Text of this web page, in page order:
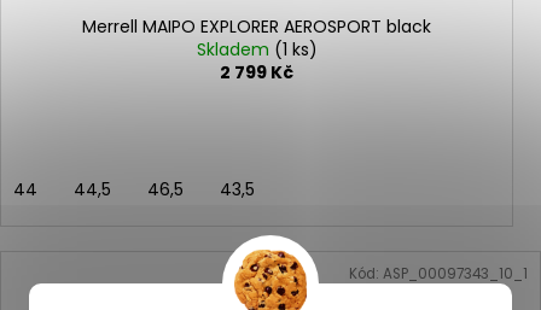
Merrell MAIPO EXPLORER AEROSPORT black
Skladem (1 ks)
2 799 Kč
44 44,5 46,5 43,5
Kód: ASP_00097343_10_1